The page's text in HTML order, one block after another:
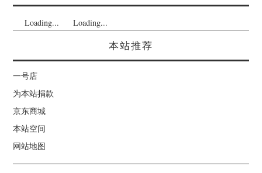
Loading... Loading...
本站推荐
一号店
为本站捐款
京东商城
本站空间
网站地图